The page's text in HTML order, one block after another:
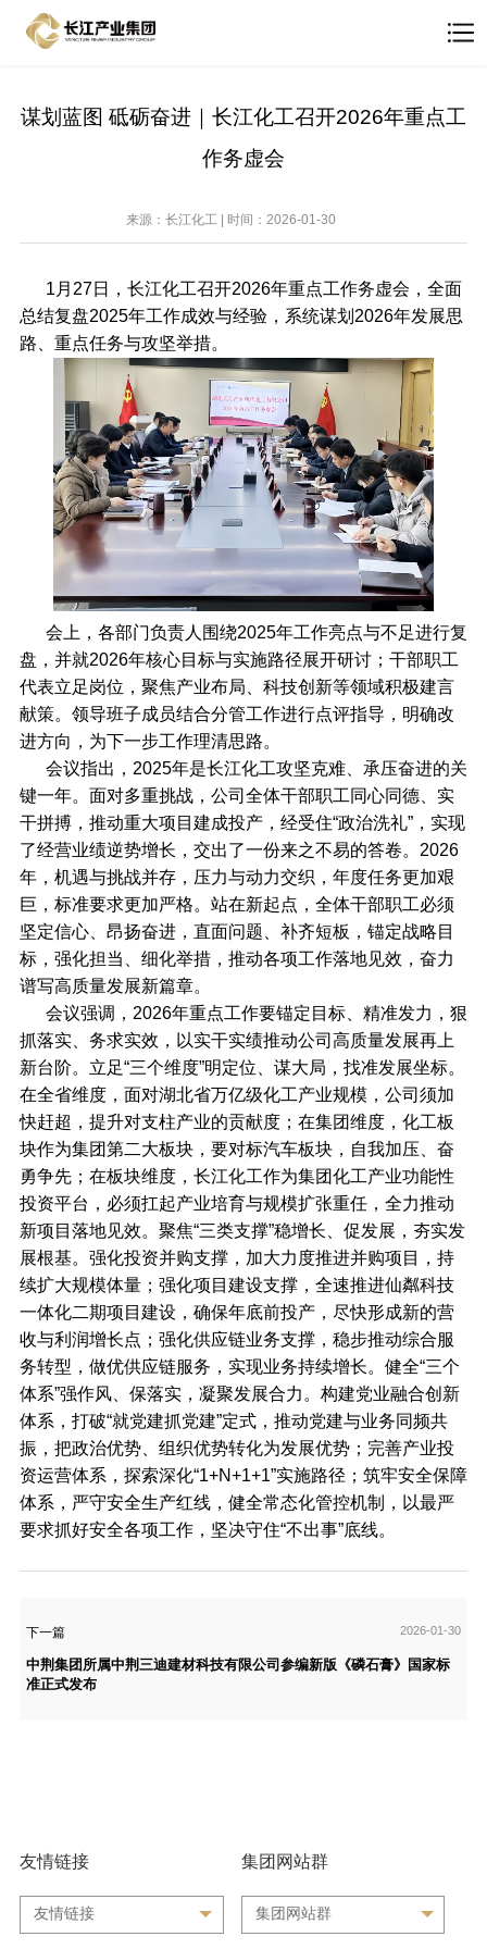
谋划蓝图 砥砺奋进｜长江化工召开2026年重点工
作务虚会
来源：长江化工 | 时间：2026-01-30
1月27日，长江化工召开2026年重点工作务虚会，全面
总结复盘2025年工作成效与经验，系统谋划2026年发展思
路、重点任务与攻坚举措。
会上，各部门负责人围绕2025年工作亮点与不足进行复
盘，并就2026年核心目标与实施路径展开研讨；干部职工
代表立足岗位，聚焦产业布局、科技创新等领域积极建言
献策。领导班子成员结合分管工作进行点评指导，明确改
进方向，为下一步工作理清思路。
会议指出，2025年是长江化工攻坚克难、承压奋进的关
键一年。面对多重挑战，公司全体干部职工同心同德、实
干拼搏，推动重大项目建成投产，经受住“政治洗礼”，实现
了经营业绩逆势增长，交出了一份来之不易的答卷。2026
年，机遇与挑战并存，压力与动力交织，年度任务更加艰
巨，标准要求更加严格。站在新起点，全体干部职工必须
坚定信心、昂扬奋进，直面问题、补齐短板，锚定战略目
标，强化担当、细化举措，推动各项工作落地见效，奋力
谱写高质量发展新篇章。
会议强调，2026年重点工作要锚定目标、精准发力，狠
抓落实、务求实效，以实干实绩推动公司高质量发展再上
新台阶。立足“三个维度”明定位、谋大局，找准发展坐标。
在全省维度，面对湖北省万亿级化工产业规模，公司须加
快赶超，提升对支柱产业的贡献度；在集团维度，化工板
块作为集团第二大板块，要对标汽车板块，自我加压、奋
勇争先；在板块维度，长江化工作为集团化工产业功能性
投资平台，必须扛起产业培育与规模扩张重任，全力推动
新项目落地见效。聚焦“三类支撑”稳增长、促发展，夯实发
展根基。强化投资并购支撑，加大力度推进并购项目，持
续扩大规模体量；强化项目建设支撑，全速推进仙粼科技
一体化二期项目建设，确保年底前投产，尽快形成新的营
收与利润增长点；强化供应链业务支撑，稳步推动综合服
务转型，做优供应链服务，实现业务持续增长。健全“三个
体系”强作风、保落实，凝聚发展合力。构建党业融合创新
体系，打破“就党建抓党建”定式，推动党建与业务同频共
振，把政治优势、组织优势转化为发展优势；完善产业投
资运营体系，探索深化“1+N+1+1”实施路径；筑牢安全保障
体系，严守安全生产红线，健全常态化管控机制，以最严
要求抓好安全各项工作，坚决守住“不出事”底线。
下一篇 2026-01-30
中荆集团所属中荆三迪建材科技有限公司参编新版《磷石膏》国家标
准正式发布
友情链接
友情链接
集团网站群
集团网站群